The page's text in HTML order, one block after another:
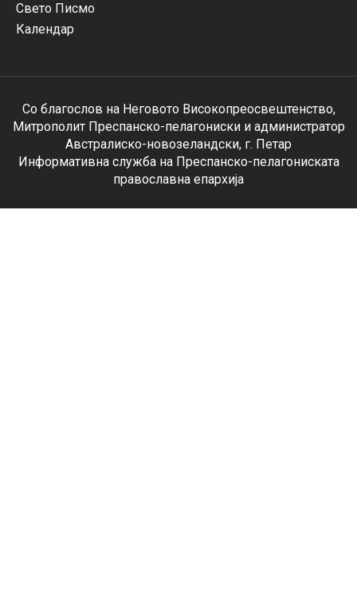
Свето Писмо
Календар
Со благослов на Неговото Високопреосвештенство,
Митрополит Преспанско-пелагониски и администратор
Австралиско-новозеландски, г. Петар
Информативна служба на Преспанско-пелагониската
православна епархија